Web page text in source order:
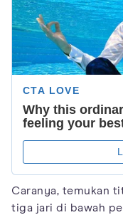
Caranya, temukan
tiga jari di bawah